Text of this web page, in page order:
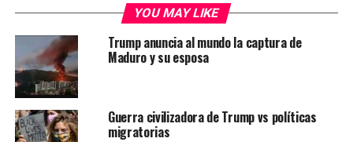
de cruzar la frontera de forma ilegal.
El lunes, luego de que agentes estadounidenses lanzaron
gases lacrimógenos hacia México contra un grupo de
ilegales que habían logrado escalar el muro fronterizo,
varios líderes de la caravana , evaluaron otras instancias
a pedido de las autoridades migratorias de México.
YOU MAY LIKE
Trump anuncia al mundo la captura de
Maduro y su esposa
Guerra civilizadora de Trump vs políticas
migratorias